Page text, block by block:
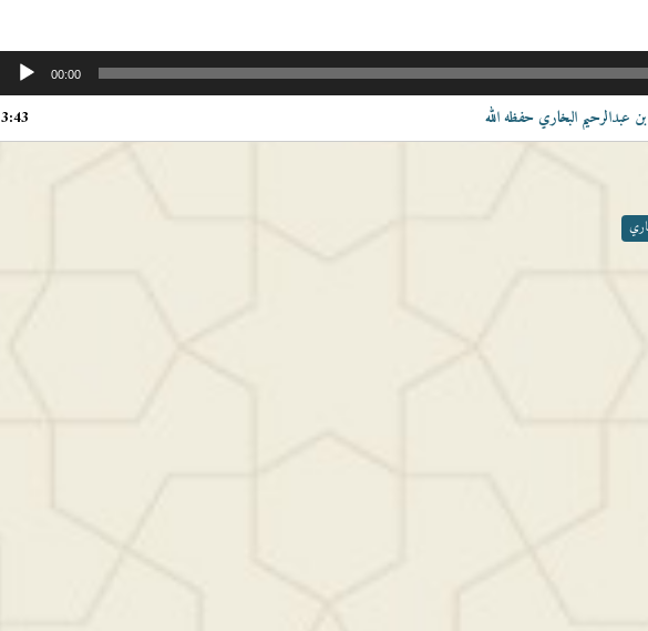
00:00
عبدالرحيم البخاري حفظه الله 3:43